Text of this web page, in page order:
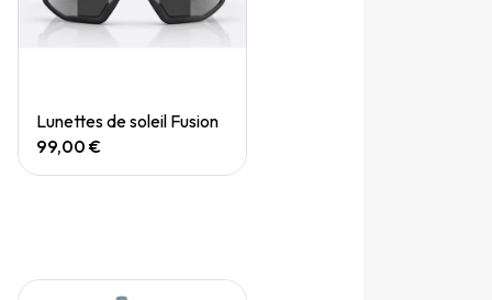
Quick View
Lunettes de soleil Fusion
99,00 €